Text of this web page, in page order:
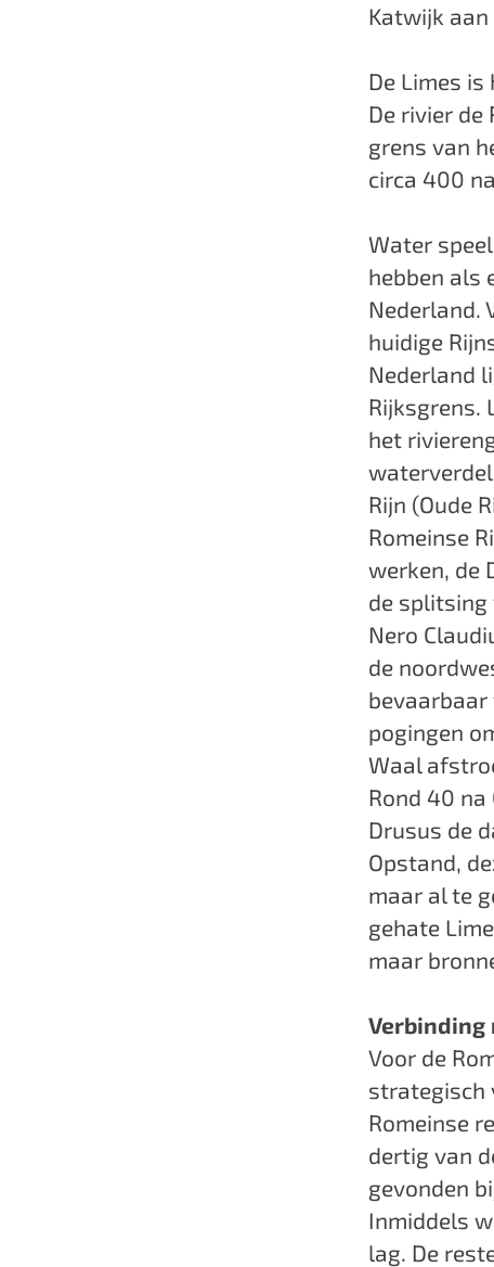
Katwijk
De Limes
De rivier de
grens van
circa 400
Water
hebben als
Nederland.
huidige
Nederland
Rijksgrens.
het
Rijn (Oude
Romeinse
werken, de
de splitsing
Nero
de
bevaarbaar
pogingen
Waal
Rond 40
Drusus de
Opstand,
maar al te
gehate
maar
Verbinding
Voor de
strategisch
Romeinse
dertig van
gevonden
Inmiddels
lag. De